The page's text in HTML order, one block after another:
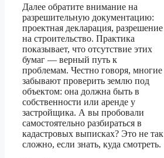
Далее обратите внимание на
разрешительную документацию:
проектная декларация, разрешение
на строительство. Практика
показывает, что отсутствие этих
бумаг — верный путь к
проблемам. Честно говоря, многие
забывают проверить землю под
объектом: она должна быть в
собственности или аренде у
застройщика. А вы пробовали
самостоятельно разбираться в
кадастровых выписках? Это не так
сложно, если знать, куда смотреть.